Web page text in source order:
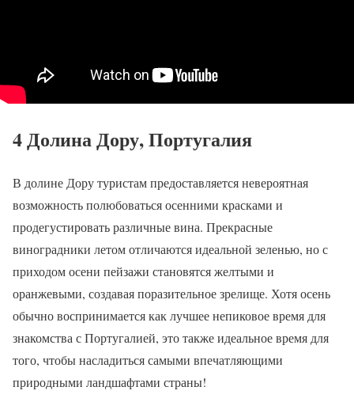
4 Долина Дору, Португалия
В долине Дору туристам предоставляется невероятная
возможность полюбоваться осенними красками и
продегустировать различные вина. Прекрасные
виноградники летом отличаются идеальной зеленью, но с
приходом осени пейзажи становятся желтыми и
оранжевыми, создавая поразительное зрелище. Хотя осень
обычно воспринимается как лучшее непиковое время для
знакомства с Португалией, это также идеальное время для
того, чтобы насладиться самыми впечатляющими
природными ландшафтами страны!